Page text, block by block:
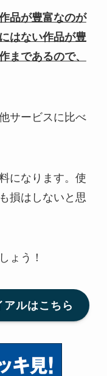
品が豊富なのが
はない作品が豊
まであるので、
サービスに比べ
になります。使
損はしないと思
ょう！
ルはこちら